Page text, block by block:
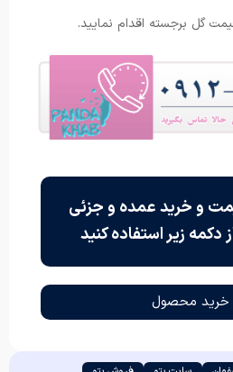
گل برجسته اقدام نمایید.
و خرید عمده و جزئی
زیر استفاده کنید
خرید محصول